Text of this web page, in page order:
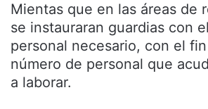
Mientas que en las áreas de
se instauraran guardias con
personal necesario, con el
número de personal que
a laborar.